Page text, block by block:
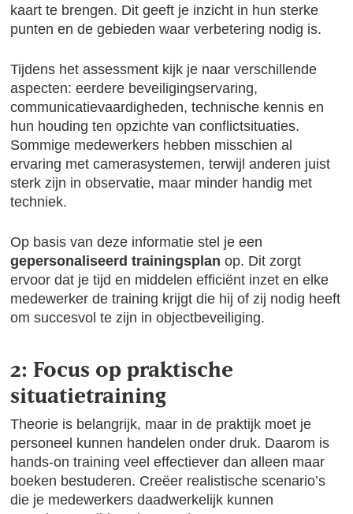
kaart te brengen. Dit geeft je inzicht in hun sterke
punten en de gebieden waar verbetering nodig is.
Tijdens het assessment kijk je naar verschillende
aspecten: eerdere beveiligingservaring,
communicatievaardigheden, technische kennis en
hun houding ten opzichte van conflictsituaties.
Sommige medewerkers hebben misschien al
ervaring met camerasystemen, terwijl anderen juist
sterk zijn in observatie, maar minder handig met
techniek.
Op basis van deze informatie stel je een
gepersonaliseerd trainingsplan op. Dit zorgt
ervoor dat je tijd en middelen efficiënt inzet en elke
medewerker de training krijgt die hij of zij nodig heeft
om succesvol te zijn in objectbeveiliging.
2: Focus op praktische
situatietraining
Theorie is belangrijk, maar in de praktijk moet je
personeel kunnen handelen onder druk. Daarom is
hands-on training veel effectiever dan alleen maar
boeken bestuderen. Creëer realistische scenario’s
die je medewerkers daadwerkelijk kunnen